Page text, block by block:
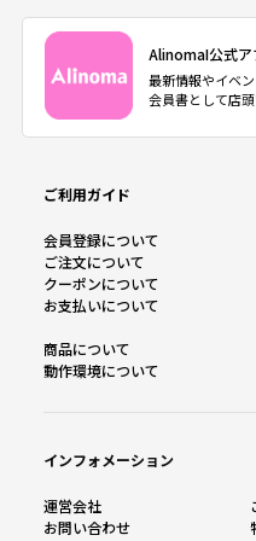
AlinomaI公式ア
最新情報やイベ
会員書として店
ご利用ガイド
会員登録について
ご注文について
クーポンについて
お支払いについて
商品について
動作環境について
インフォメーション
運営会社
お問い合わせ